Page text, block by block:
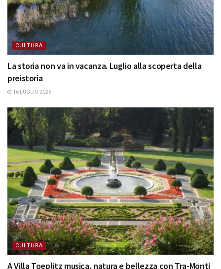
CULTURA
La storia non va in vacanza. Luglio alla scoperta della
preistoria
16 LUGLIO 2026
CULTURA
A Villa Toeplitz musica, natura e bellezza con Tra-Monti